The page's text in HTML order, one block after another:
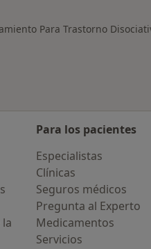
Para Trastorno
Para los pacientes
Especialistas
Clínicas
Seguros médicos
Pregunta al Experto
Medicamentos
Servicios